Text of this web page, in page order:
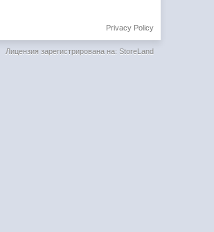
Privacy Policy
Лицензия зарегистрирована на: StoreLand